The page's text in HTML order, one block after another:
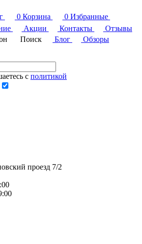
0 Корзина 0 Избранные
Акции Контакты
Отзывы
Поиск Блог
Обзоры
с политикой
проезд 7/2